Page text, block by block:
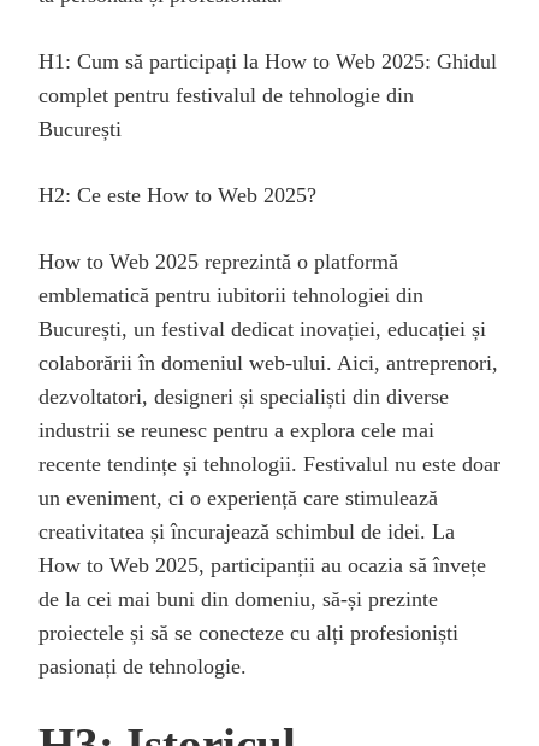
H1: Cum să participați la How to Web 2025: Ghidul
complet pentru festivalul de tehnologie din
București
H2: Ce este How to Web 2025?
How to Web 2025 reprezintă o platformă
emblematică pentru iubitorii tehnologiei din
București, un festival dedicat inovației, educației și
colaborării în domeniul web-ului. Aici, antreprenori,
dezvoltatori, designeri și specialiști din diverse
industrii se reunesc pentru a explora cele mai
recente tendințe și tehnologii. Festivalul nu este doar
un eveniment, ci o experiență care stimulează
creativitatea și încurajează schimbul de idei. La
How to Web 2025, participanții au ocazia să învețe
de la cei mai buni din domeniu, să-și prezinte
proiectele și să se conecteze cu alți profesioniști
pasionați de tehnologie.